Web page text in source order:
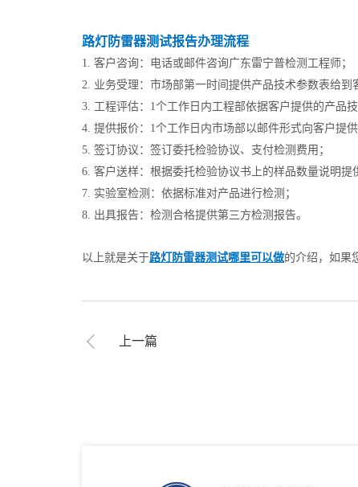
路灯防雷器测试报告办理流程
1. 客户咨询：电话或邮件咨询广东雷宁普检测工程师；
2. 业务受理：市场部第一时间提供产品技术参数表给到
3. 工程评估：1个工作日内工程部依据客户提供的产品
4. 提供报价：1个工作日内市场部以邮件形式向客户提
5. 签订协议：签订委托检验协议、支付检测费用；
6. 客户送样：根据委托检验协议书上的样品数量说明提
7. 实验室检测：依据标准对产品进行检测；
8. 出具报告：检测合格提供第三方检测报告。
以上就是关于路灯防雷器测试哪里可以做的介绍，如果
上一篇